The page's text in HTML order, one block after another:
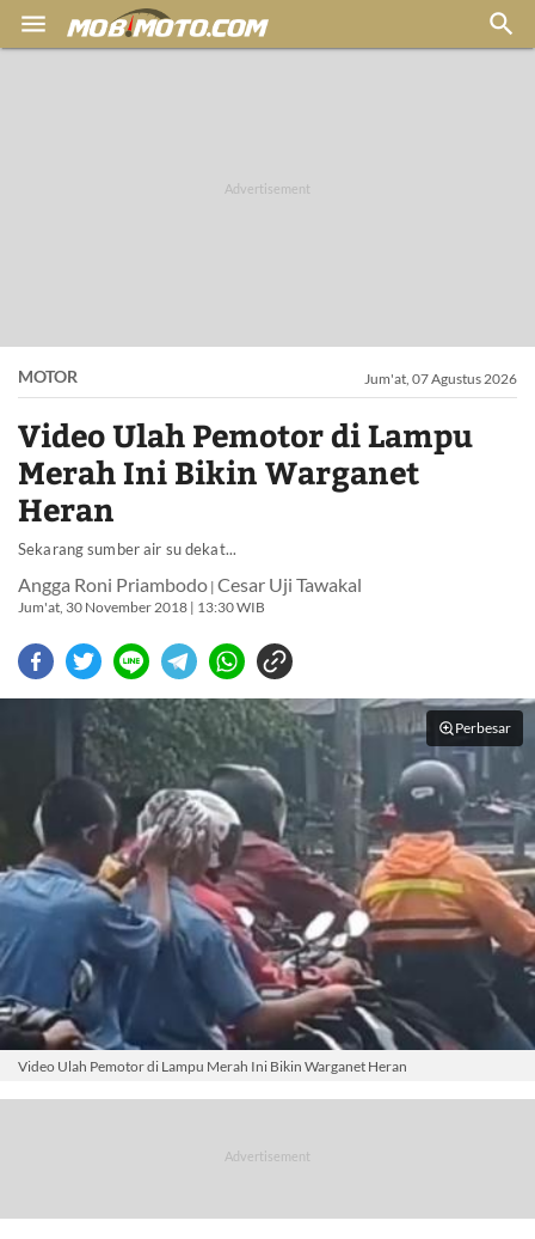
 
MOTOR Jum'at, 07 Agustus 2026
Video Ulah Pemotor di Lampu
Merah Ini Bikin Warganet
Heran
Sekarang sumber air su dekat...
Angga Roni Priambodo | Cesar Uji Tawakal
Jum'at, 30 November 2018 | 13:30 WIB
Perbesar
Video Ulah Pemotor di Lampu Merah Ini Bikin Warganet Heran